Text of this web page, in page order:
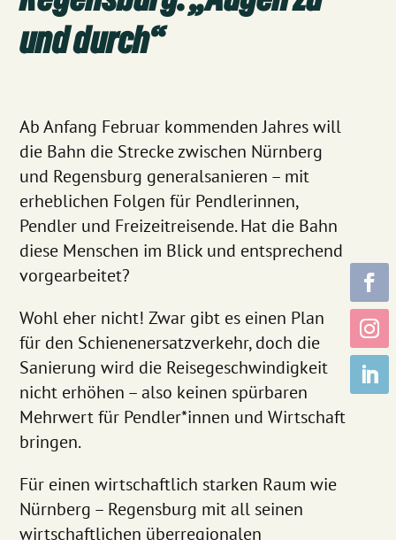
und durch“
Ab Anfang Februar kommenden Jahres will
die Bahn die Strecke zwischen Nürnberg
und Regensburg generalsanieren – mit
erheblichen Folgen für Pendlerinnen,
Pendler und Freizeitreisende. Hat die Bahn
diese Menschen im Blick und entsprechend
vorgearbeitet?
Wohl eher nicht! Zwar gibt es einen Plan
für den Schienenersatzverkehr, doch die
Sanierung wird die Reisegeschwindigkeit
nicht erhöhen – also keinen spürbaren
Mehrwert für Pendler*innen und Wirtschaft
bringen.
Für einen wirtschaftlich starken Raum wie
Nürnberg – Regensburg mit all seinen
wirtschaftlichen überregionalen